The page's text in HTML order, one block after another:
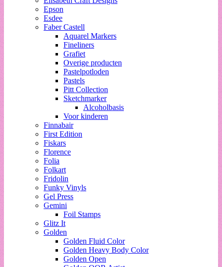
Epson
Esdee
Faber Castell
Aquarel Markers
Fineliners
Grafiet
Overige producten
Pastelpotloden
Pastels
Pitt Collection
Sketchmarker
Alcoholbasis
Voor kinderen
Finnabair
First Edition
Fiskars
Florence
Folia
Folkart
Fridolin
Funky Vinyls
Gel Press
Gemini
Foil Stamps
Glitz It
Golden
Golden Fluid Color
Golden Heavy Body Color
Golden Open